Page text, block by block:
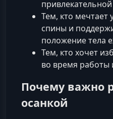
Тем, кто
спины и
положение тела
Тем, кто хочет
во время работы
Почему важно
осанкой